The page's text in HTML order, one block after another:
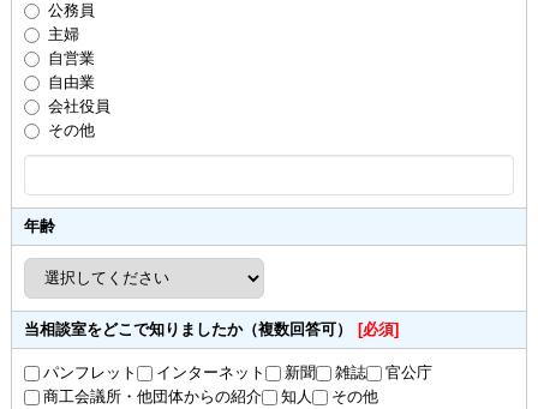
公務員
主婦
自営業
自由業
会社役員
その他
年齢
当相談室をどこで知りましたか（複数回答可） [必須]
パンフレット インターネット 新聞 雑誌
官公庁
商工会議所・他団体からの紹介
知人 その他